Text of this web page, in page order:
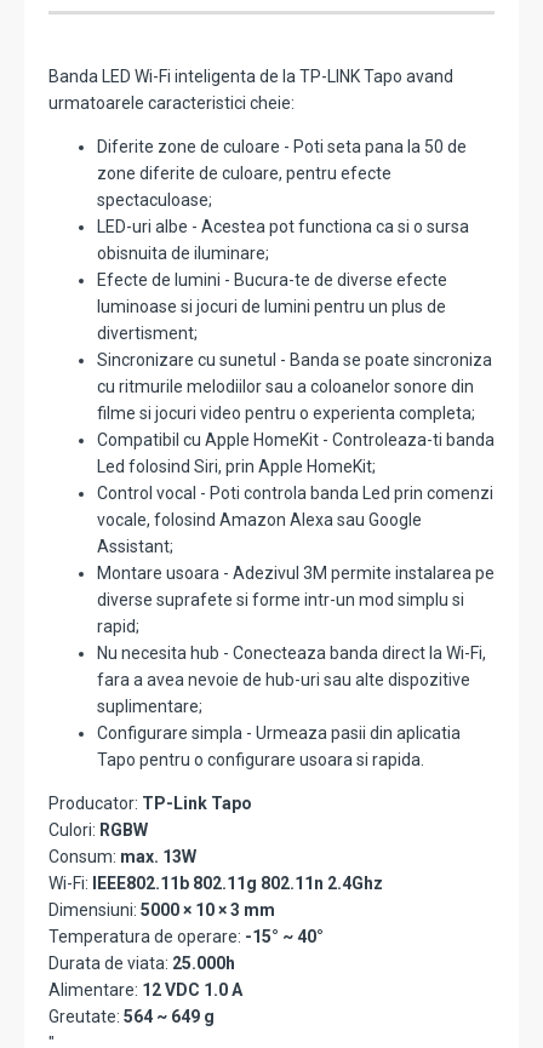
Banda LED Wi-Fi inteligenta de la TP-LINK Tapo avand
urmatoarele caracteristici cheie:
Diferite zone de culoare - Poti seta pana la 50 de
zone diferite de culoare, pentru efecte
spectaculoase;
LED-uri albe - Acestea pot functiona ca si o sursa
obisnuita de iluminare;
Efecte de lumini - Bucura-te de diverse efecte
luminoase si jocuri de lumini pentru un plus de
divertisment;
Sincronizare cu sunetul - Banda se poate sincroniza
cu ritmurile melodiilor sau a coloanelor sonore din
filme si jocuri video pentru o experienta completa;
Compatibil cu Apple HomeKit - Controleaza-ti banda
Led folosind Siri, prin Apple HomeKit;
Control vocal - Poti controla banda Led prin comenzi
vocale, folosind Amazon Alexa sau Google
Assistant;
Montare usoara - Adezivul 3M permite instalarea pe
diverse suprafete si forme intr-un mod simplu si
rapid;
Nu necesita hub - Conecteaza banda direct la Wi-Fi,
fara a avea nevoie de hub-uri sau alte dispozitive
suplimentare;
Configurare simpla - Urmeaza pasii din aplicatia
Tapo pentru o configurare usoara si rapida.
Producator: TP-Link Tapo
Culori: RGBW
Consum: max. 13W
Wi-Fi:
IEEE802.11b 802.11g 802.11n 2.4Ghz
Dimensiuni: 5000 × 10 × 3 mm
Temperatura de operare: -15° ~ 40°
Durata de viata: 25.000h
Alimentare: 12 VDC 1.0 A
Greutate: 564 ~ 649 g
"